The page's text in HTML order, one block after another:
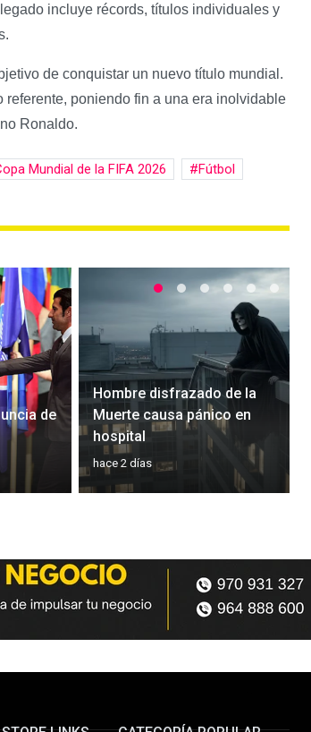
incluye récords, títulos individuales y
de conquistar un nuevo título mundial.
poniendo fin a una era inolvidable
Ronaldo.
Mundial de la FIFA 2026 Fútbol
de
Hombre disfrazado de la
Muerte causa pánico en
hospital
hace 2 días